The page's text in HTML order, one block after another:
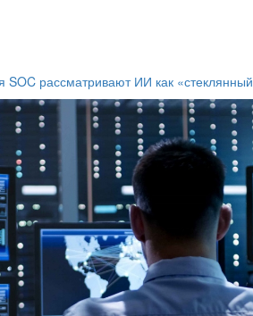
рассматривают ИИ как